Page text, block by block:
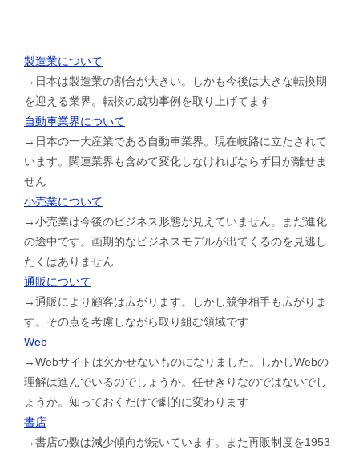
製造業について
→日本は製造業の割合が大きい。しかも今後は大きな転換期
を迎える業界。転換の成功事例を取り上げてます
自動車業界について
→日本の一大産業である自動車業界。現在岐路に立たされて
います。関連業界も含めて変化しなければならず目が離せま
せん
小売業について
→小売業は今後のビジネス形態が見えていません。まだ進化
の途中です。画期的なビジネスモデルが出てくるのを見逃し
たくはありません
通販について
→通販により顧客は広がります。しかし競争相手も広がりま
す。その点を考慮しながら取り組む領域です
Web
→Webサイトは欠かせないものになりました。しかしWebの
理解は進んでいるのでしょうか。任せきりなのではないでし
ょうか。知っておくだけで劇的に変わります
書店
→書店の数は減少傾向が続いています。また再販制度を1953